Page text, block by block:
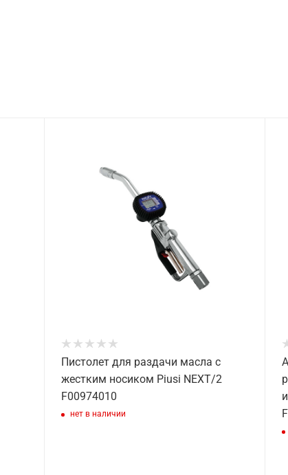
Пистолет для раздачи масла с
жестким носиком Piusi NEXT/2
F00974010
нет в наличии